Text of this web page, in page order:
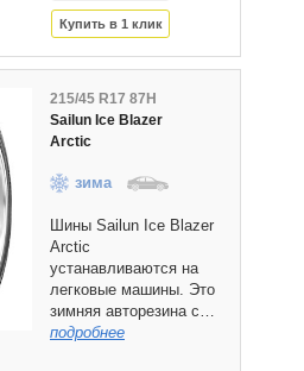
215/45 R17 87H
Sailun Ice Blazer
Arctic
зима
Шины Sailun Ice Blazer
Arctic
устанавливаются на
легковые машины. Это
зимняя авторезина с…
подробнее